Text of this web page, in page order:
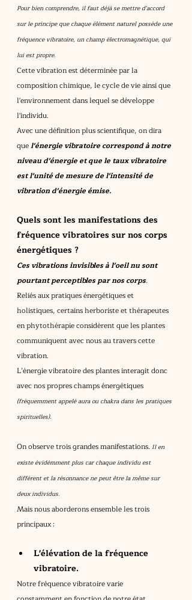
Pour bien comprendre, il faut déjà se mettre d'accord
sur le principe que chaque élément naturel possède une
fréquence vibratoire, un champ électromagnétique, qui
lui est propre.
Cette vibration est déterminée par la
composition chimique, le cycle de vie ainsi que
l'environnement dans lequel se développe
l'individu.
Avec une définition plus scientifique, on dira
que l'énergie vibratoire correspond à notre
niveau d'énergie et que le taux vibratoire
est l'unité de mesure de l'intensité de
vibration d'énergie émise.
Quels sont les manifestations des
fréquence vibratoires sur nos corps
énergétiques ?
Ces vibrations invisibles à l'oeil nu sont
pourtant perceptibles par nos corps.
Reliés aux pratiques énergétiques et
holistiques, certains herboriste et thérapeutes
en phytothérapie considèrent que les plantes
communiquent avec nous au travers cette
vibration.
L’énergie vibratoire des plantes interagit donc
avec nos propres champs énergétiques
(fréquemment appelé aura ou chakra dans les pratiques
spirituelles).
On observe trois grandes manifestations. Il en
existe évidémment plus car chaque individu est
différent et la résonnance ne peut être la même sur
deux individus.
Mais nous aborderons ensemble les trois
principaux :
L'élévation de la fréquence
vibratoire.
Notre fréquence vibratoire varie